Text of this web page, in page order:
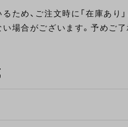
ため、ご注文時に「在庫あり
場合がございます。予めご了